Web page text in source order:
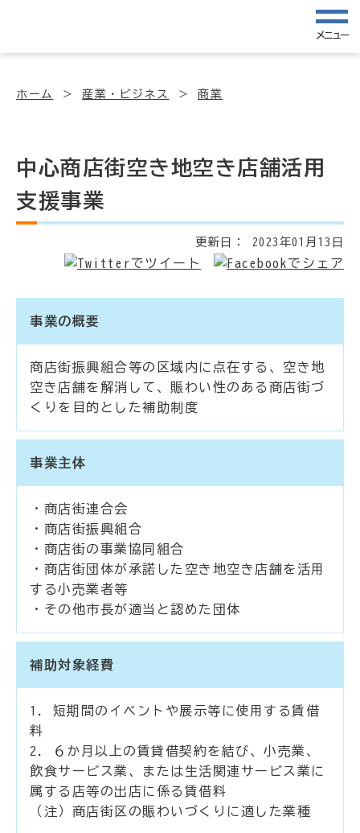
メニュー
ホーム 産業・ビジネス 商業
中心商店街空き地空き店舗活用
支援事業
更新日： 2023年01月13日
事業の概要
商店街振興組合等の区域内に点在する、空き地
空き店舗を解消して、賑わい性のある商店街づ
くりを目的とした補助制度
事業主体
・商店街連合会
・商店街振興組合
・商店街の事業協同組合
・商店街団体が承諾した空き地空き店舗を活用
する小売業者等
・その他市長が適当と認めた団体
補助対象経費
1. 短期間のイベントや展示等に使用する賃借
料
2. ６か月以上の賃貸借契約を結び、小売業、
飲食サービス業、または生活関連サービス業に
属する店等の出店に係る賃借料
（注）商店街区の賑わいづくりに適した業種